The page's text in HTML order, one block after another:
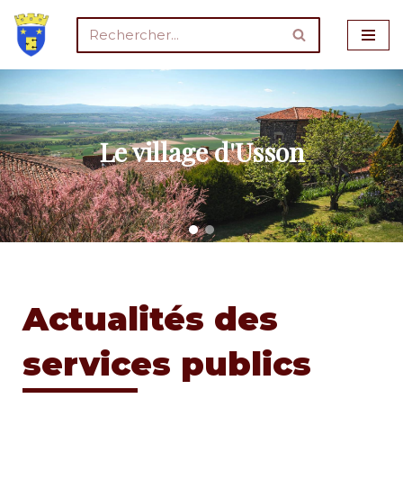
Aller
au
contenu
Le village d'Usson
Actualités des
services publics